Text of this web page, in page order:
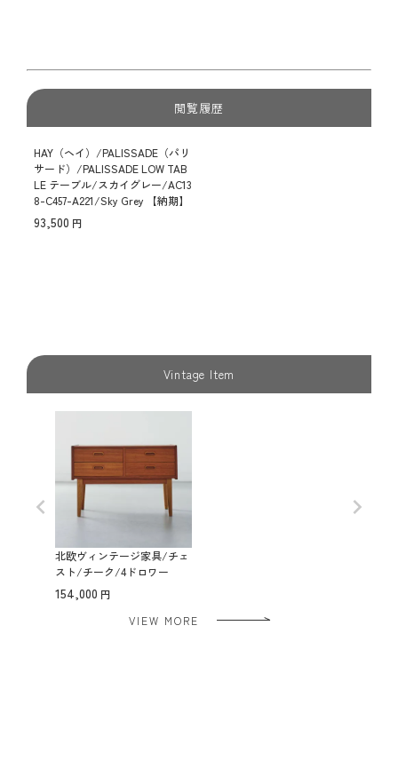
閲覧履歴
HAY（ヘイ）/PALISSADE（パリ
サード）/PALISSADE LOW TAB
LE テーブル/スカイグレー/AC13
8-C457-A221/Sky Grey 【納期】
約3～4週間（メーカー欠品時を
除く）
93,500
Vintage Item
北欧ヴィンテージ家具/チェ
スト/チーク/4ドロワー
154,000
VIEW MORE